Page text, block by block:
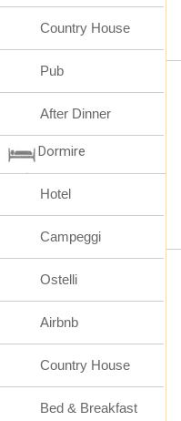
Country House
Pub
After Dinner
Dormire
Hotel
Campeggi
Ostelli
Airbnb
Country House
Bed & Breakfast